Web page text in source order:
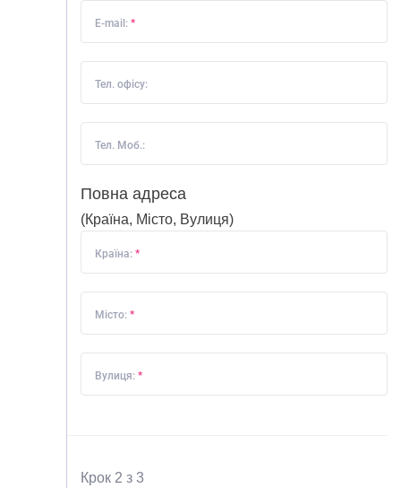
E-mail: *
Тел. офісу:
Тел. Моб.:
Повна адреса
(Країна, Місто, Вулиця)
Країна: *
Місто: *
Вулиця: *
Крок 2 з 3
ПРО НАС
ПОРТФОЛІО
БРИФИ
КАР’ЄРА
БЛОГ